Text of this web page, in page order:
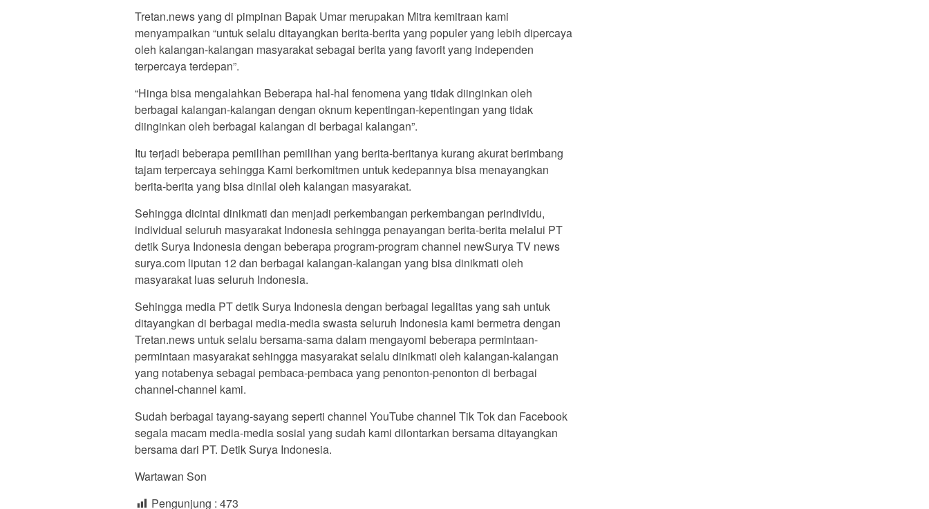
Tretan.news yang di pimpinan Bapak Umar merupakan Mitra kemitraan kami
menyampaikan “untuk selalu ditayangkan berita-berita yang populer yang lebih dipercaya
oleh kalangan-kalangan masyarakat sebagai berita yang favorit yang independen
terpercaya terdepan”.
“Hinga bisa mengalahkan Beberapa hal-hal fenomena yang tidak diinginkan oleh
berbagai kalangan-kalangan dengan oknum kepentingan-kepentingan yang tidak
diinginkan oleh berbagai kalangan di berbagai kalangan”.
Itu terjadi beberapa pemilihan pemilihan yang berita-beritanya kurang akurat berimbang
tajam terpercaya sehingga Kami berkomitmen untuk kedepannya bisa menayangkan
berita-berita yang bisa dinilai oleh kalangan masyarakat.
Sehingga dicintai dinikmati dan menjadi perkembangan perkembangan perindividu,
individual seluruh masyarakat Indonesia sehingga penayangan berita-berita melalui PT
detik Surya Indonesia dengan beberapa program-program channel newSurya TV news
surya.com liputan 12 dan berbagai kalangan-kalangan yang bisa dinikmati oleh
masyarakat luas seluruh Indonesia.
Sehingga media PT detik Surya Indonesia dengan berbagai legalitas yang sah untuk
ditayangkan di berbagai media-media swasta seluruh Indonesia kami bermetra dengan
Tretan.news untuk selalu bersama-sama dalam mengayomi beberapa permintaan-
permintaan masyarakat sehingga masyarakat selalu dinikmati oleh kalangan-kalangan
yang notabenya sebagai pembaca-pembaca yang penonton-penonton di berbagai
channel-channel kami.
Sudah berbagai tayang-sayang seperti channel YouTube channel Tik Tok dan Facebook
segala macam media-media sosial yang sudah kami dilontarkan bersama ditayangkan
bersama dari PT. Detik Surya Indonesia.
Wartawan Son
Pengunjung : 473